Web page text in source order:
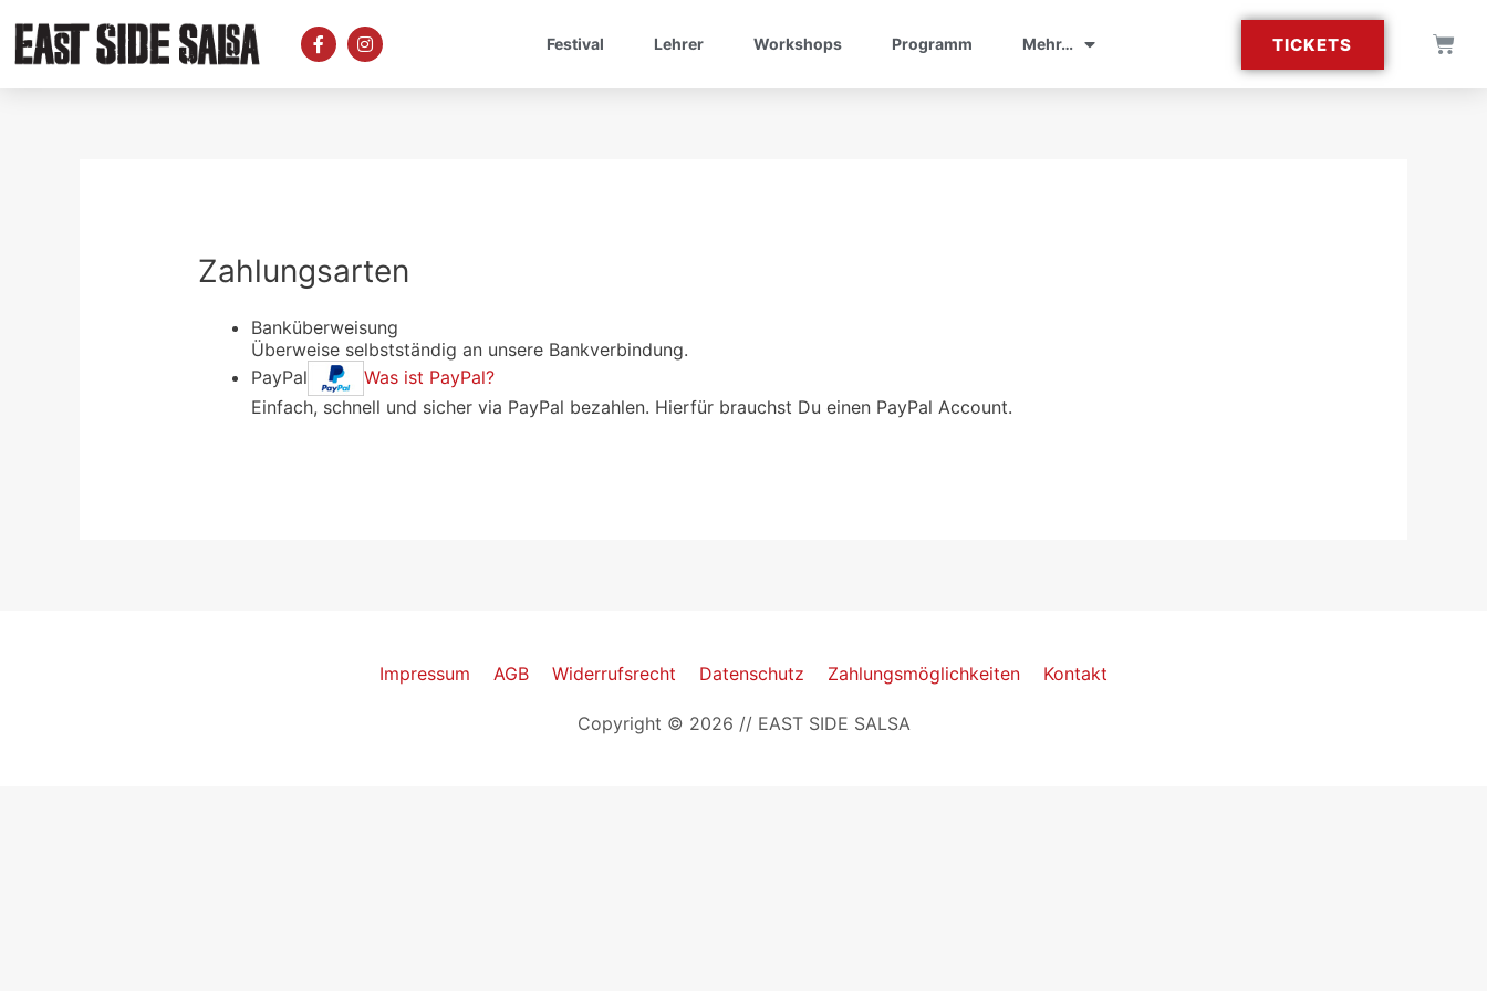
Festival Lehrer Workshops Programm Mehr… TICKETS
Zahlungsarten
Banküberweisung
Überweise selbstständig an unsere Bankverbindung.
PayPal
Was ist PayPal?
Einfach, schnell und sicher via PayPal bezahlen. Hierfür brauchst Du einen PayPal Account.
Impressum AGB Widerrufsrecht Datenschutz Zahlungsmöglichkeiten Kontakt
Copyright © 2026 // EAST SIDE SALSA